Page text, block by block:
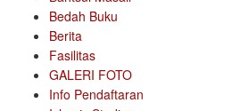
Bedah Buku
Berita
Fasilitas
GALERI FOTO
Info Pendaftaran